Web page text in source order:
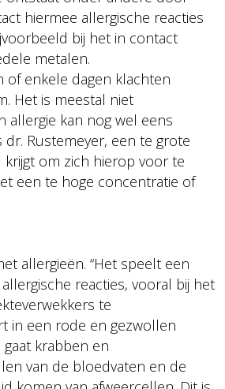
hiermee allergische reacties
bij het in contact
metalen.
of enkele dagen klachten
Het is meestal niet
allergie kan nog wel eens
Rustemeyer, een te grote
om zich hierop voor te
een te hoge concentratie of
allergieën. “Het speelt een
reacties, vooral bij het
te
in een rode en gezwollen
krabben en
van de bloedvaten en de